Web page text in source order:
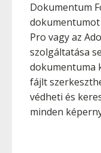
Dokumentum
Pro vagy az
szolgáltatása
dokumentuma
fájlt
védheti és
minden